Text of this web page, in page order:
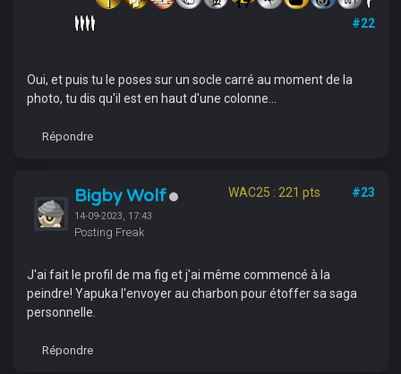
#22
Oui, et puis tu le poses sur un socle carré au moment de la
photo, tu dis qu'il est en haut d'une colonne...
Répondre
Bigby Wolf
14-09-2023, 17:43
Posting Freak
WAC25 : 221 pts #23
J'ai fait le profil de ma fig et j'ai même commencé à la
peindre! Yapuka l'envoyer au charbon pour étoffer sa saga
personnelle.
Répondre